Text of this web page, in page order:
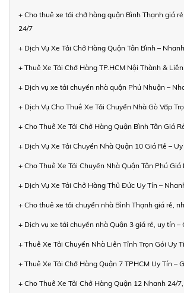
+ Cho thuê xe tải chở hàng quận Bình Thạnh giá
24/7
+ Dịch Vụ Xe Tải Chở Hàng Quận Tân Bình –
+ Thuê Xe Tải Chở Hàng TP.HCM Nội Thành &
+ Dịch vụ xe tải chuyển nhà quận Phú Nhuận –
+ Dịch Vụ Cho Thuê Xe Tải Chuyển Nhà Gò Vấp
+ Cho Thuê Xe Tải Chở Hàng Quận Bình Tân Giá
+ Dịch Vụ Xe Tải Chuyển Nhà Quận 10 Giá Rẻ –
+ Cho Thuê Xe Tải Chuyển Nhà Quận Tân Phú
+ Dịch Vụ Xe Tải Chở Hàng Thủ Đức Uy Tín –
+ Cho thuê xe tải chuyển nhà Bình Thạnh giá rẻ,
+ Dịch vụ xe tải chuyển nhà Quận 3 giá rẻ, uy tín –
+ Thuê Xe Tải Chuyển Nhà Liên Tỉnh Trọn Gói Uy
+ Thuê Xe Tải Chở Hàng Quận 7 TPHCM Uy Tín –
+ Cho Thuê Xe Tải Chở Hàng Quận 12 Nhanh 24/